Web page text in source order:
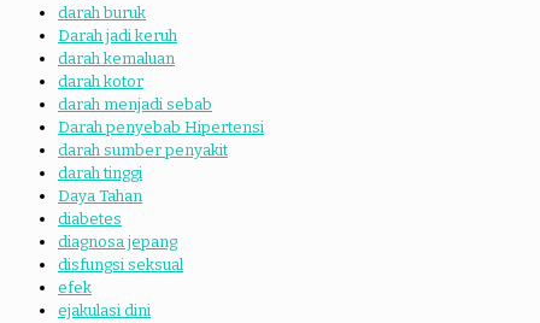
darah buruk
Darah jadi keruh
darah kemaluan
darah kotor
darah menjadi sebab
Darah penyebab Hipertensi
darah sumber penyakit
darah tinggi
Daya Tahan
diabetes
diagnosa jepang
disfungsi seksual
efek
ejakulasi dini